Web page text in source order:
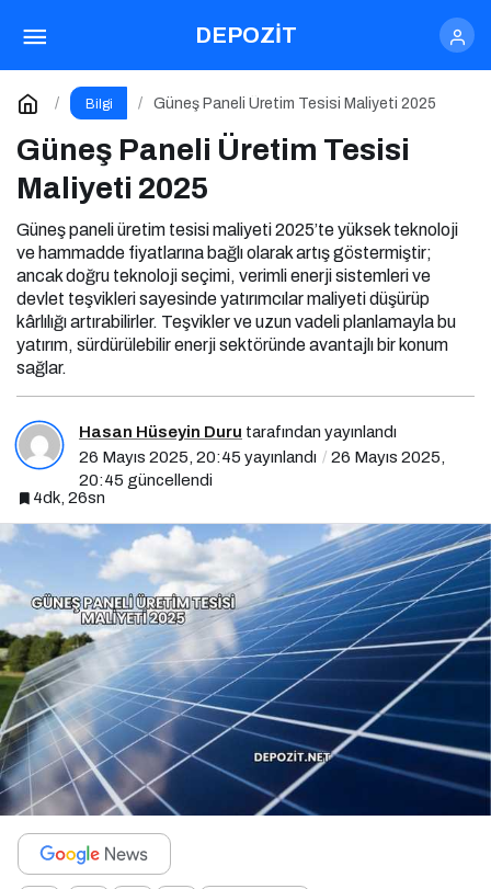
DEPOZİT
Bilgi Güneş Paneli Üretim Tesisi Maliyeti 2025
Güneş Paneli Üretim Tesisi
Maliyeti 2025
Güneş paneli üretim tesisi maliyeti 2025’te yüksek teknoloji
ve hammadde fiyatlarına bağlı olarak artış göstermiştir;
ancak doğru teknoloji seçimi, verimli enerji sistemleri ve
devlet teşvikleri sayesinde yatırımcılar maliyeti düşürüp
kârlılığı artırabilirler. Teşvikler ve uzun vadeli planlamayla bu
yatırım, sürdürülebilir enerji sektöründe avantajlı bir konum
sağlar.
Hasan Hüseyin Duru tarafından yayınlandı
26 Mayıs 2025, 20:45 yayınlandı
26 Mayıs 2025,
20:45 güncellendi
4dk, 26sn
Güneş Tarlası Maliyeti 2025
Yorum Yap